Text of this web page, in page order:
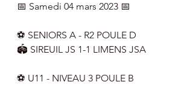
📅 Samedi 04 mars 2023 📅
⚽️ SENIORS A - R2 POULE D
🏟 SIREUIL JS 1-1 LIMENS JSA
⚽️ U11 - NIVEAU 3 POULE B